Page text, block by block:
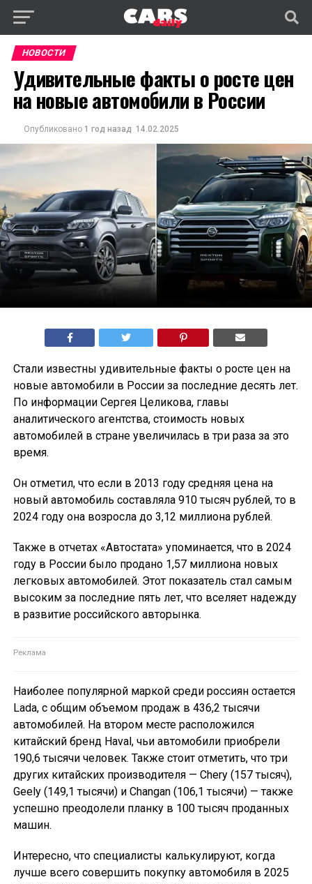
НОВОСТИ
Удивительные факты о росте цен
на новые автомобили в России
Опубликовано 1 год назад 14.02.2025
Стали известны удивительные факты о росте цен на
новые автомобили в России за последние десять лет.
По информации Сергея Целикова, главы
аналитического агентства, стоимость новых
автомобилей в стране увеличилась в три раза за это
время.
Он отметил, что если в 2013 году средняя цена на
новый автомобиль составляла 910 тысяч рублей, то в
2024 году она возросла до 3,12 миллиона рублей.
Также в отчетах «Автостата» упоминается, что в 2024
году в России было продано 1,57 миллиона новых
легковых автомобилей. Этот показатель стал самым
высоким за последние пять лет, что вселяет надежду
в развитие российского авторынка.
Наиболее популярной маркой среди россиян остается
Lada, с общим объемом продаж в 436,2 тысячи
автомобилей. На втором месте расположился
китайский бренд Haval, чьи автомобили приобрели
190,6 тысячи человек. Также стоит отметить, что три
других китайских производителя — Chery (157 тысяч),
Geely (149,1 тысячи) и Changan (106,1 тысячи) — также
успешно преодолели планку в 100 тысяч проданных
машин.
Интересно, что специалисты калькулируют, когда
лучше всего совершить покупку автомобиля в 2025